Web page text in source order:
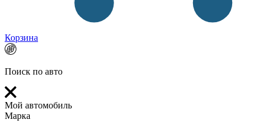
Корзина
Поиск по авто
Мой автомобиль
Марка